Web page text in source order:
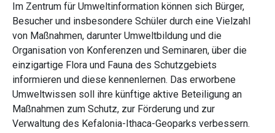
Im Zentrum für Umweltinformation können sich Bürger,
Besucher und insbesondere Schüler durch eine Vielzahl
von Maßnahmen, darunter Umweltbildung und die
Organisation von Konferenzen und Seminaren, über die
einzigartige Flora und Fauna des Schutzgebiets
informieren und diese kennenlernen. Das erworbene
Umweltwissen soll ihre künftige aktive Beteiligung an
Maßnahmen zum Schutz, zur Förderung und zur
Verwaltung des Kefalonia-Ithaca-Geoparks verbessern.